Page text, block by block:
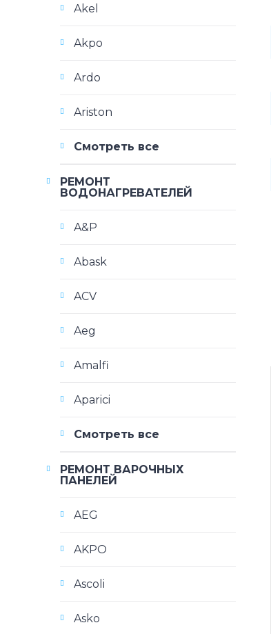
Akel
Akpo
Ardo
Ariston
Смотреть все
РЕМОНТ
ВОДОНАГРЕВАТЕЛЕЙ
A&P
Abask
ACV
Aeg
Amalfi
Aparici
Смотреть все
РЕМОНТ ВАРОЧНЫХ
ПАНЕЛЕЙ
AEG
AKPO
Ascoli
Asko